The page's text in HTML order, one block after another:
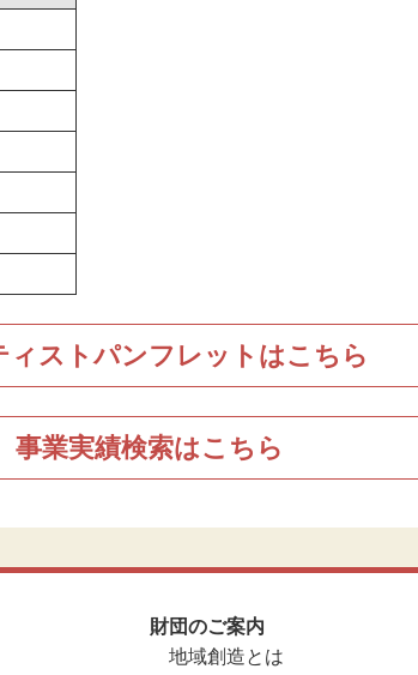
ィストパンフレットはこちら
事業実績検索はこちら
財団のご案内
地域創造とは